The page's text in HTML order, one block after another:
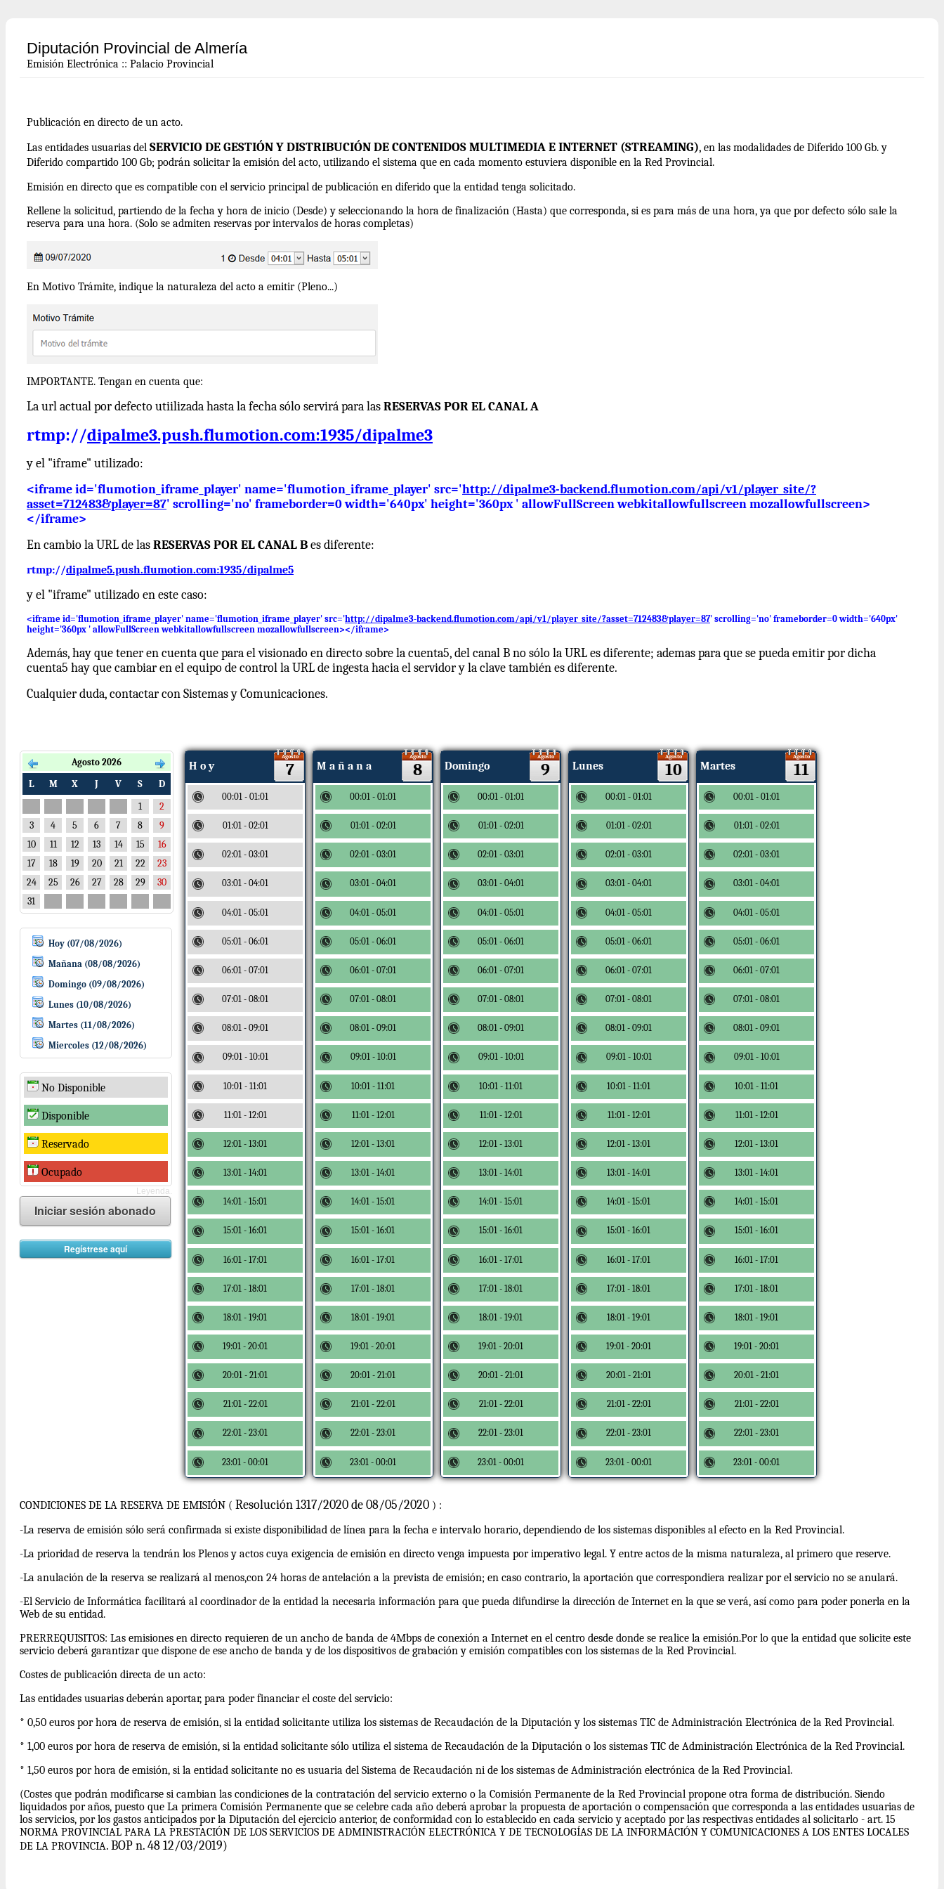
Diputación Provincial de Almería
Emisión Electrónica :: Palacio Provincial
Publicación en directo de un acto.
Las entidades usuarias del SERVICIO DE GESTIÓN Y DISTRIBUCIÓN DE CONTENIDOS MULTIMEDIA E INTERNET (STREAMING), en las modalidades de Diferido 100 Gb. y
Diferido compartido 100 Gb; podrán solicitar la emisión del acto, utilizando el sistema que en cada momento estuviera disponible en la Red Provincial.
Emisión en directo que es compatible con el servicio principal de publicación en diferido que la entidad tenga solicitado.
Rellene la solicitud, partiendo de la fecha y hora de inicio (Desde) y seleccionando la hora de finalización (Hasta) que corresponda, si es para más de una hora, ya que por defecto sólo sale la
reserva para una hora. (Solo se admiten reservas por intervalos de horas completas)
En Motivo Trámite, indique la naturaleza del acto a emitir (Pleno...)
IMPORTANTE. Tengan en cuenta que:
La url actual por defecto utiilizada hasta la fecha sólo servirá para lasRESERVAS POR EL CANAL A
rtmp://dipalme3.push.flumotion.com:1935/dipalme3
y el "iframe" utilizado:
<iframe id='flumotion_iframe_player' name='flumotion_iframe_player' src='http://dipalme3-backend.flumotion.com/api/v1/player_ site/?
asset=712483&player=87' scrolling='no' frameborder=0 width='640px' height='360px ' allowFullScreen webkitallowfullscreen mozallowfullscreen>
</iframe>
En cambio la URL de lasRESERVAS POR EL CANAL Bes diferente:
rtmp://dipalme5.push.flumotion.com:1935/dipalme5
y el "iframe" utilizado en este caso:
<iframe id='flumotion_iframe_player' name='flumotion_iframe_player' src='http://dipalme3-backend.flumotion.com/api/v1/player_ site/?asset=712483&player=87' scrolling='no' frameborder=0 width='640px'
height='360px ' allowFullScreen webkitallowfullscreen mozallowfullscreen></iframe>
Además, hay que tener en cuenta que para el visionado en directo sobre la cuenta5, del canal B no sólo la URL es diferente; ademas para que se pueda emitir por dicha
cuenta5 hay que cambiar en el equipo de control la URL de ingesta hacia el servidor y la clave también es diferente.
Cualquier duda, contactar con Sistemas y Comunicaciones.
Agosto 2026
L M X J V S
D
1
2
3
4 5 6 7 8
9
10
11 12 13 14 15
16
17
18 19 20 21 22
23
24
25 26 27 28 29
30
31
Hoy (07/08/2026)
Mañana (08/08/2026)
Domingo (09/08/2026)
Lunes (10/08/2026)
Martes (11/08/2026)
Miercoles (12/08/2026)
No Disponible
Disponible
Reservado
Ocupado
Leyenda.
Iniciar sesión abonado
Regístrese aquí
H o y
Agosto
7
00:01 - 01:01
01:01 - 02:01
02:01 - 03:01
03:01 - 04:01
04:01 - 05:01
05:01 - 06:01
06:01 - 07:01
07:01 - 08:01
08:01 - 09:01
09:01 - 10:01
10:01 - 11:01
11:01 - 12:01
12:01 - 13:01
13:01 - 14:01
14:01 - 15:01
15:01 - 16:01
16:01 - 17:01
17:01 - 18:01
18:01 - 19:01
19:01 - 20:01
20:01 - 21:01
21:01 - 22:01
22:01 - 23:01
23:01 - 00:01
M a ñ a n a
Agosto
8
00:01 - 01:01
01:01 - 02:01
02:01 - 03:01
03:01 - 04:01
04:01 - 05:01
05:01 - 06:01
06:01 - 07:01
07:01 - 08:01
08:01 - 09:01
09:01 - 10:01
10:01 - 11:01
11:01 - 12:01
12:01 - 13:01
13:01 - 14:01
14:01 - 15:01
15:01 - 16:01
16:01 - 17:01
17:01 - 18:01
18:01 - 19:01
19:01 - 20:01
20:01 - 21:01
21:01 - 22:01
22:01 - 23:01
23:01 - 00:01
Domingo
Agosto
9
00:01 - 01:01
01:01 - 02:01
02:01 - 03:01
03:01 - 04:01
04:01 - 05:01
05:01 - 06:01
06:01 - 07:01
07:01 - 08:01
08:01 - 09:01
09:01 - 10:01
10:01 - 11:01
11:01 - 12:01
12:01 - 13:01
13:01 - 14:01
14:01 - 15:01
15:01 - 16:01
16:01 - 17:01
17:01 - 18:01
18:01 - 19:01
19:01 - 20:01
20:01 - 21:01
21:01 - 22:01
22:01 - 23:01
23:01 - 00:01
Lunes
Agosto
10
00:01 - 01:01
01:01 - 02:01
02:01 - 03:01
03:01 - 04:01
04:01 - 05:01
05:01 - 06:01
06:01 - 07:01
07:01 - 08:01
08:01 - 09:01
09:01 - 10:01
10:01 - 11:01
11:01 - 12:01
12:01 - 13:01
13:01 - 14:01
14:01 - 15:01
15:01 - 16:01
16:01 - 17:01
17:01 - 18:01
18:01 - 19:01
19:01 - 20:01
20:01 - 21:01
21:01 - 22:01
22:01 - 23:01
23:01 - 00:01
Martes
Agosto
11
00:01 - 01:01
01:01 - 02:01
02:01 - 03:01
03:01 - 04:01
04:01 - 05:01
05:01 - 06:01
06:01 - 07:01
07:01 - 08:01
08:01 - 09:01
09:01 - 10:01
10:01 - 11:01
11:01 - 12:01
12:01 - 13:01
13:01 - 14:01
14:01 - 15:01
15:01 - 16:01
16:01 - 17:01
17:01 - 18:01
18:01 - 19:01
19:01 - 20:01
20:01 - 21:01
21:01 - 22:01
22:01 - 23:01
23:01 - 00:01
CONDICIONES DE LA RESERVA DE EMISIÓN ( Resolución 1317/2020 de 08/05/2020 ) :
-La reserva de emisión sólo será confirmada si existe disponibilidad de línea para la fecha e intervalo horario, dependiendo de los sistemas disponibles al efecto en la Red Provincial.
-La prioridad de reserva la tendrán los Plenos y actos cuya exigencia de emisión en directo venga impuesta por imperativo legal. Y entre actos de la misma naturaleza, al primero que reserve.
-La anulación de la reserva se realizará al menos,con 24 horas de antelación a la prevista de emisión; en caso contrario, la aportación que correspondiera realizar por el servicio no se anulará.
-El Servicio de Informática facilitará al coordinador de la entidad la necesaria información para que pueda difundirse la dirección de Internet en la que se verá, así como para poder ponerla en la
Web de su entidad.
PRERREQUISITOS: Las emisiones en directo requieren de un ancho de banda de 4Mbps de conexión a Internet en el centro desde donde se realice la emisión.Por lo que la entidad que solicite este
servicio deberá garantizar que dispone de ese ancho de banda y de los dispositivos de grabación y emisión compatibles con los sistemas de la Red Provincial.
Costes de publicación directa de un acto:
Las entidades usuarias deberán aportar, para poder financiar el coste del servicio:
* 0,50 euros por hora de reserva de emisión, si la entidad solicitante utiliza los sistemas de Recaudación de la Diputación y los sistemas TIC de Administración Electrónica de la Red Provincial.
* 1,00 euros por hora de reserva de emisión, si la entidad solicitante sólo utiliza el sistema de Recaudación de la Diputación o los sistemas TIC de Administración Electrónica de la Red Provincial.
* 1,50 euros por hora de emisión, si la entidad solicitante no es usuaria del Sistema de Recaudación ni de los sistemas de Administración electrónica de la Red Provincial.
(Costes que podrán modificarse si cambian las condiciones de la contratación del servicio externo o la Comisión Permanente de la Red Provincial propone otra forma de distribución. Siendo
liquidados por años, puesto que La primera Comisión Permanente que se celebre cada año deberá aprobar la propuesta de aportación o compensación que corresponda a las entidades usuarias de
los servicios, por los gastos anticipados por la Diputación del ejercicio anterior, de conformidad con lo establecido en cada servicio y aceptado por las respectivas entidades al solicitarlo - art. 15
NORMA PROVINCIAL PARA LA PRESTACIÓN DE LOS SERVICIOS DE ADMINISTRACIÓN ELECTRÓNICA Y DE TECNOLOGÍAS DE LA INFORMACIÓN Y COMUNICACIONES A LOS ENTES LOCALES
DE LA PROVINCIA. BOP n. 48 12/03/2019)